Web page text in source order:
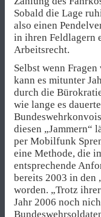
Sobald die Lage
also einen
in ihren Feldlagern
Arbeitsrecht.
Selbst wenn
kann es mitunter
durch die
wie lange es
diesen „Jammern“
per Mobilfunk
eine Methode, die
entsprechende
bereits 2003 in den
worden. „Trotz
Jahr 2006 noch